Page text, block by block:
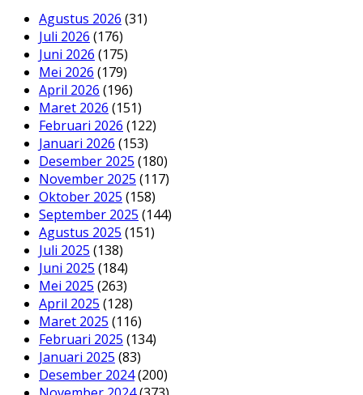
Agustus 2026 (31)
Juli 2026 (176)
Juni 2026 (175)
Mei 2026 (179)
April 2026 (196)
Maret 2026 (151)
Februari 2026 (122)
Januari 2026 (153)
Desember 2025 (180)
November 2025 (117)
Oktober 2025 (158)
September 2025 (144)
Agustus 2025 (151)
Juli 2025 (138)
Juni 2025 (184)
Mei 2025 (263)
April 2025 (128)
Maret 2025 (116)
Februari 2025 (134)
Januari 2025 (83)
Desember 2024(200)